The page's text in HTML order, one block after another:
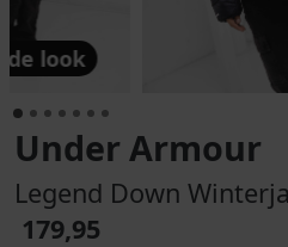
de look
Under Armour
Legend Down
179,95